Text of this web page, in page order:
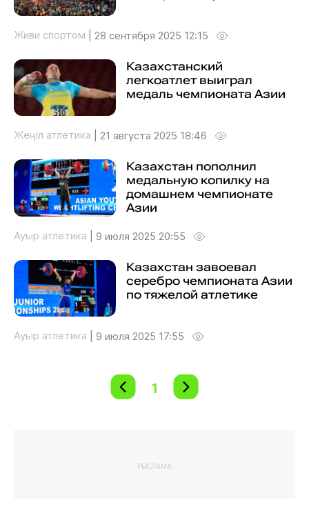
Живи спортом 28 сентября 2025 12:15
Казахстанский
легкоатлет выиграл
медаль чемпионата Азии
Жеңіл атлетика 21 августа 2025 18:46
Казахстан пополнил
медальную копилку на
домашнем чемпионате
Азии
Ауыр атлетика 9 июля 2025 20:55
Казахстан завоевал
серебро чемпионата Азии
по тяжелой атлетике
Ауыр атлетика 9 июля 2025 17:55
1
РЕКЛАМА